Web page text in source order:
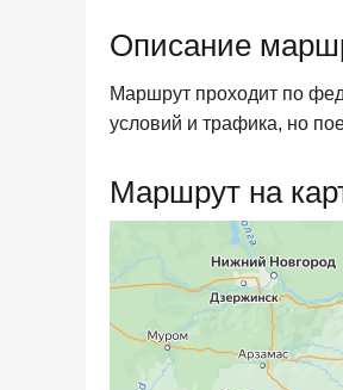
Описание
Маршрут проходит по
условий и трафика, но
Маршрут на